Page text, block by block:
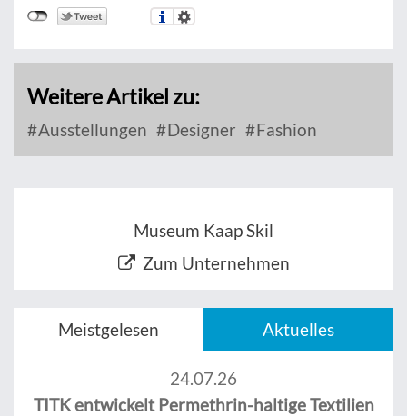
Weitere Artikel zu:
Ausstellungen Designer Fashion
Museum Kaap Skil
Zum Unternehmen
Meistgelesen Aktuelles
24.07.26
TITK entwickelt Permethrin-haltige Textilien